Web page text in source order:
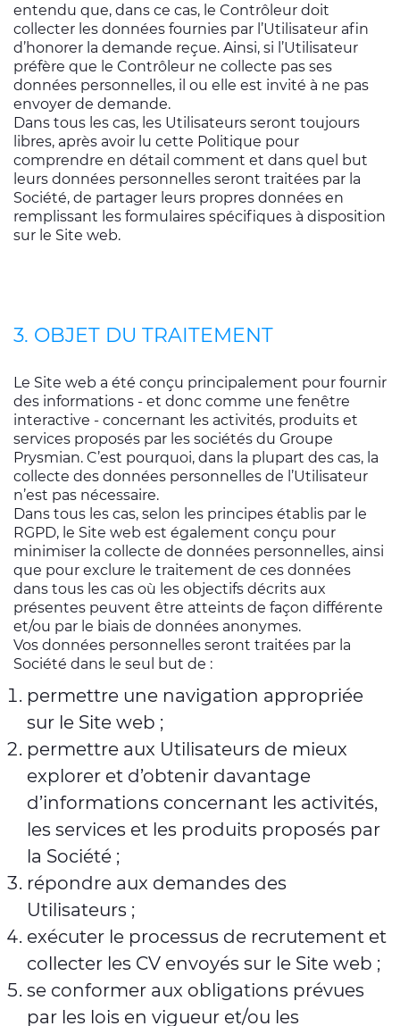
entendu que, dans ce cas, le Contrôleur doit
collecter les données fournies par l’Utilisateur afin
d’honorer la demande reçue. Ainsi, si l’Utilisateur
préfère que le Contrôleur ne collecte pas ses
données personnelles, il ou elle est invité à ne pas
envoyer de demande.
Dans tous les cas, les Utilisateurs seront toujours
libres, après avoir lu cette Politique pour
comprendre en détail comment et dans quel but
leurs données personnelles seront traitées par la
Société, de partager leurs propres données en
remplissant les formulaires spécifiques à disposition
sur le Site web.
3. OBJET DU TRAITEMENT
Le Site web a été conçu principalement pour fournir
des informations - et donc comme une fenêtre
interactive - concernant les activités, produits et
services proposés par les sociétés du Groupe
Prysmian. C’est pourquoi, dans la plupart des cas, la
collecte des données personnelles de l’Utilisateur
n’est pas nécessaire.
Dans tous les cas, selon les principes établis par le
RGPD, le Site web est également conçu pour
minimiser la collecte de données personnelles, ainsi
que pour exclure le traitement de ces données
dans tous les cas où les objectifs décrits aux
présentes peuvent être atteints de façon différente
et/ou par le biais de données anonymes.
Vos données personnelles seront traitées par la
Société dans le seul but de :
permettre une navigation appropriée
sur le Site web ;
permettre aux Utilisateurs de mieux
explorer et d’obtenir davantage
d’informations concernant les activités,
les services et les produits proposés par
la Société ;
répondre aux demandes des
Utilisateurs ;
exécuter le processus de recrutement et
collecter les CV envoyés sur le Site web ;
se conformer aux obligations prévues
par les lois en vigueur et/ou les